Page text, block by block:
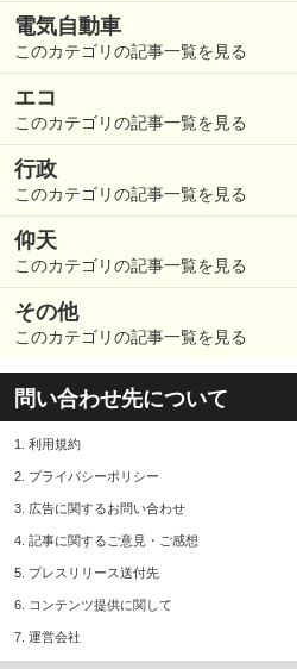
電気自動車
このカテゴリの記事一覧を見る
エコ
このカテゴリの記事一覧を見る
行政
このカテゴリの記事一覧を見る
仰天
このカテゴリの記事一覧を見る
その他
このカテゴリの記事一覧を見る
問い合わせ先について
1. 利用規約
2. プライバシーポリシー
3. 広告に関するお問い合わせ
4. 記事に関するご意見・ご感想
5. プレスリリース送付先
6. コンテンツ提供に関して
7. 運営会社